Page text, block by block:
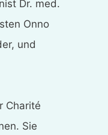
Dr. med.
Onno
und
Charité
Sie